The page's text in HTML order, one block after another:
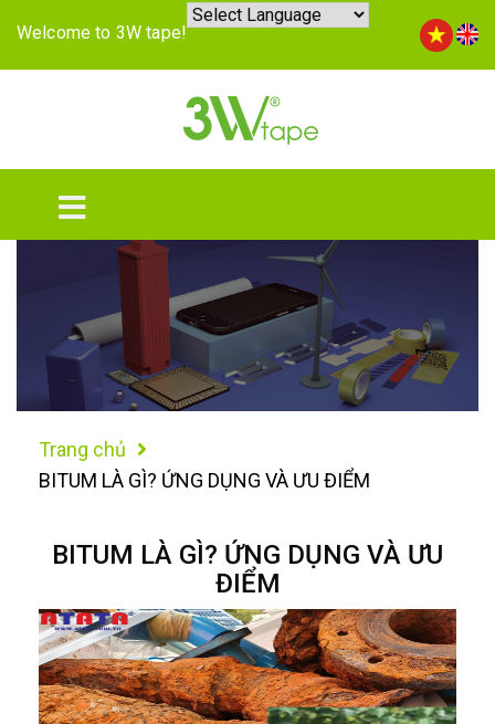
Welcome to 3W tape!
Trang chủ
BITUM LÀ GÌ? ỨNG DỤNG VÀ ƯU ĐIỂM
BITUM LÀ GÌ? ỨNG DỤNG VÀ ƯU
ĐIỂM